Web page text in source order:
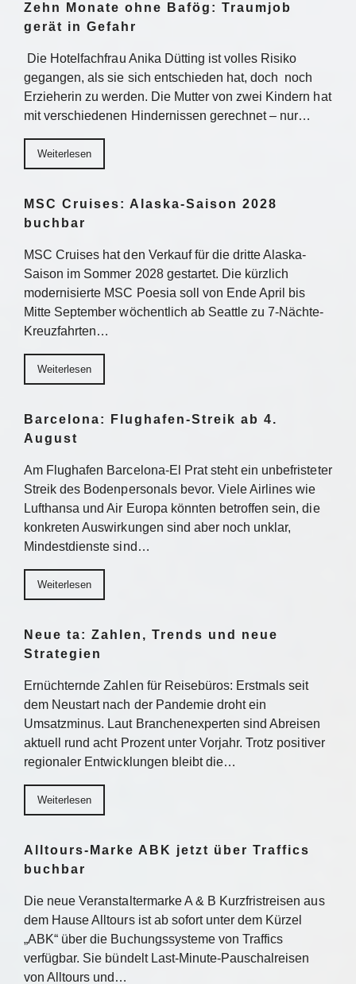
Zehn Monate ohne Bafög: Traumjob
gerät in Gefahr
Die Hotelfachfrau Anika Dütting ist volles Risiko
gegangen, als sie sich entschieden hat, doch noch
Erzieherin zu werden. Die Mutter von zwei Kindern hat
mit verschiedenen Hindernissen gerechnet – nur…
Weiterlesen
MSC Cruises: Alaska-Saison 2028
buchbar
MSC Cruises hat den Verkauf für die dritte Alaska-
Saison im Sommer 2028 gestartet. Die kürzlich
modernisierte MSC Poesia soll von Ende April bis
Mitte September wöchentlich ab Seattle zu 7-Nächte-
Kreuzfahrten…
Weiterlesen
Barcelona: Flughafen-Streik ab 4.
August
Am Flughafen Barcelona-El Prat steht ein unbefristeter
Streik des Bodenpersonals bevor. Viele Airlines wie
Lufthansa und Air Europa könnten betroffen sein, die
konkreten Auswirkungen sind aber noch unklar,
Mindestdienste sind…
Weiterlesen
Neue ta: Zahlen, Trends und neue
Strategien
Ernüchternde Zahlen für Reisebüros: Erstmals seit
dem Neustart nach der Pandemie droht ein
Umsatzminus. Laut Branchenexperten sind Abreisen
aktuell rund acht Prozent unter Vorjahr. Trotz positiver
regionaler Entwicklungen bleibt die…
Weiterlesen
Alltours-Marke ABK jetzt über Traffics
buchbar
Die neue Veranstaltermarke A & B Kurzfristreisen aus
dem Hause Alltours ist ab sofort unter dem Kürzel
„ABK“ über die Buchungssysteme von Traffics
verfügbar. Sie bündelt Last-Minute-Pauschalreisen
von Alltours und…